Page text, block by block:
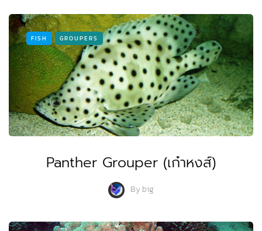
FISH GROUPERS
Panther Grouper (เก๋าหงส์)
Bybig